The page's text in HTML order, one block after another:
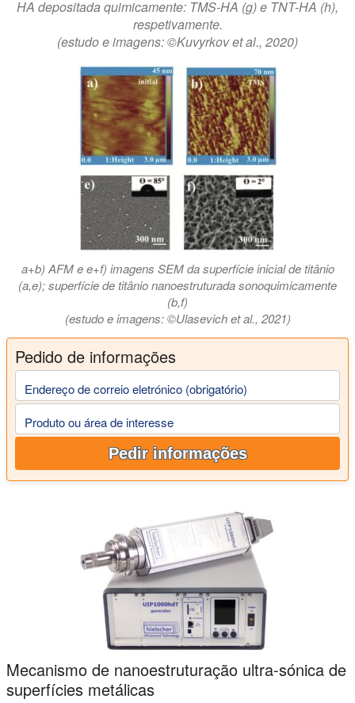
HA depositada quimicamente: TMS-HA (g) e TNT-HA (h),
respetivamente.
(estudo e imagens: ©Kuvyrkov et al., 2020)
a+b) AFM e e+f) imagens SEM da superfície inicial de titânio
(a,e); superfície de titânio nanoestruturada sonoquimicamente
(b,f)
(estudo e imagens: ©Ulasevich et al., 2021)
Pedido de informações
Endereço de correio eletrónico (obrigatório)
Produto ou área de interesse
Pedir informações
Mecanismo de nanoestruturação ultra-sónica de
superfícies metálicas